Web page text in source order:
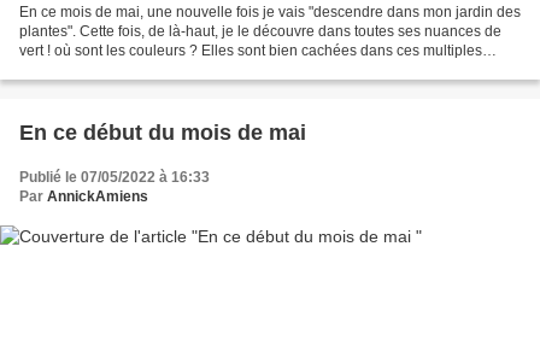
En ce mois de mai, une nouvelle fois je vais "descendre dans mon jardin des
plantes". Cette fois, de là-haut, je le découvre dans toutes ses nuances de
vert ! où sont les couleurs ? Elles sont bien cachées dans ces multiples
En ce début du mois de mai
Publié le 07/05/2022 à 16:33
Par AnnickAmiens